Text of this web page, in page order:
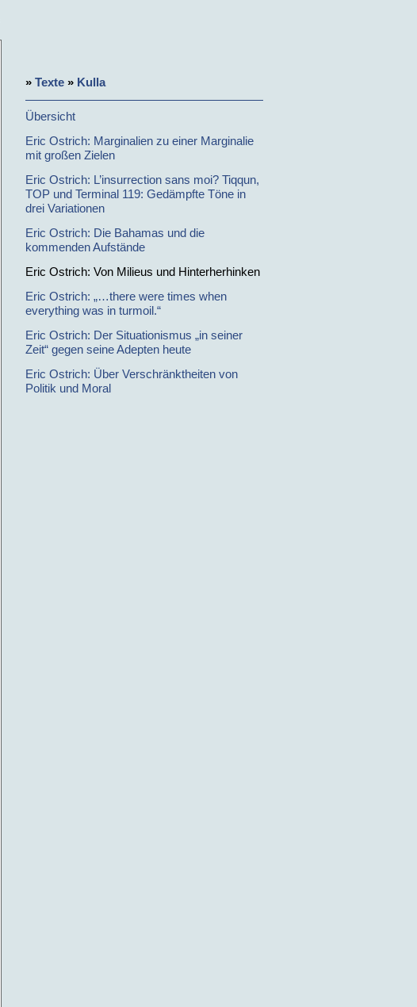
» Texte » Kulla
Übersicht
Eric Ostrich: Marginalien zu einer Marginalie
mit großen Zielen
Eric Ostrich: L’insurrection sans moi? Tiqqun,
TOP und Terminal 119: Gedämpfte Töne in
drei Variationen
Eric Ostrich: Die Bahamas und die
kommenden Aufstände
Eric Ostrich: Von Milieus und Hinterherhinken
Eric Ostrich: „…there were times when
everything was in turmoil.“
Eric Ostrich: Der Situationismus „in seiner
Zeit“ gegen seine Adepten heute
Eric Ostrich: Über Verschränktheiten von
Politik und Moral